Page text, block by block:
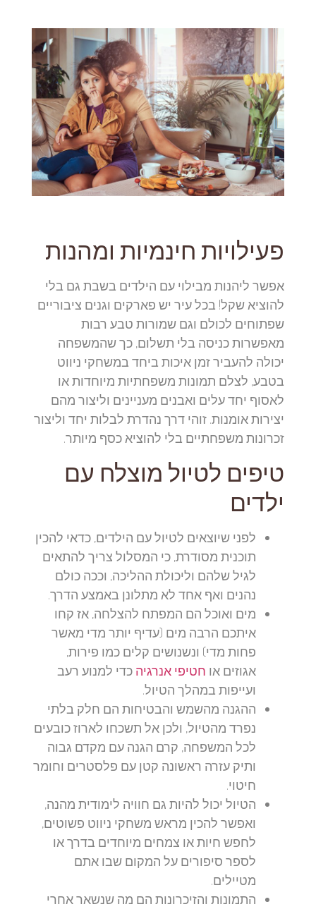
פעילויות חינמיות ומהנות
אפשר ליהנות מבילוי עם הילדים בשבת גם בלי
להוציא שקל! בכל עיר יש פארקים וגנים ציבוריים
שפתוחים לכולם וגם שמורות טבע רבות
מאפשרות כניסה בלי תשלום, כך שהמשפחה
יכולה להעביר זמן איכות ביחד במשחקי ניווט
בטבע, לצלם תמונות משפחתיות מיוחדות או
לאסוף יחד עלים ואבנים מעניינים וליצור מהם
יצירות אומנות. זוהי דרך נהדרת לבלות יחד וליצור
זכרונות משפחתיים בלי להוציא כסף מיותר.
טיפים לטיול מוצלח עם
ילדים
לפני שיוצאים לטיול עם הילדים, כדאי להכין
תוכנית מסודרת, כי המסלול צריך להתאים
לגיל שלהם וליכולת ההליכה, וככה כולם
נהנים ואף אחד לא מתלונן באמצע הדרך.
מים ואוכל הם המפתח להצלחה, אז קחו
איתכם הרבה מים (עדיף יותר מדי מאשר
פחות מדי) ונשנושים קלים כמו פירות,
אגוזים אוחטיפי אנרגיהכדי למנוע רעב
ועייפות במהלך הטיול.
ההגנה מהשמש והבטיחות הם חלק בלתי
נפרד מהטיול, ולכן אל תשכחו לארוז כובעים
לכל המשפחה, קרם הגנה עם מקדם גבוה
ותיק עזרה ראשונה קטן עם פלסטרים וחומר
חיטוי.
הטיול יכול להיות גם חוויה לימודית מהנה,
ואפשר להכין מראש משחקי ניווט פשוטים,
לחפש חיות או צמחים מיוחדים בדרך או
לספר סיפורים על המקום שבו אתם
מטיילים.
התמונות והזיכרונות הם מה שנשאר אחרי